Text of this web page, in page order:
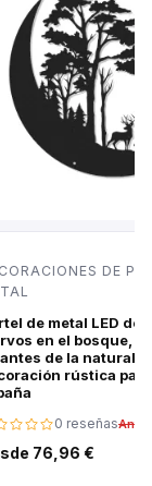
DE
de metal LED de
en el bosque,
de la
rústica
0 reseñas
76,96 €